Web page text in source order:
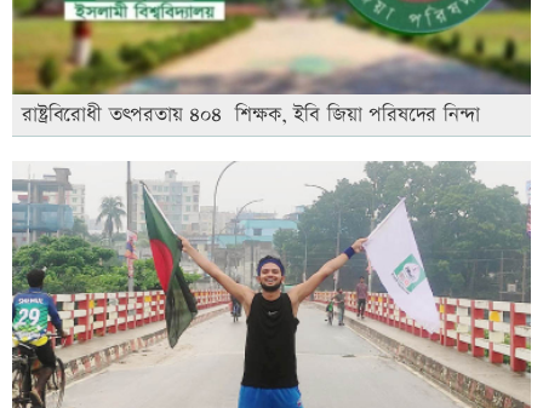
রাষ্ট্রবিরোধী তৎপরতায় ৪০৪ শিক্ষক, ইবি জিয়া পরিষদের নিন্দা